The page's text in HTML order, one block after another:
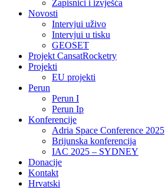
Zapisnici i izvješća
Novosti
Intervjui uživo
Intervjui u tisku
GEOSET
Projekt CansatRocketry
Projekti
EU projekti
Perun
Perun I
Perun Ip
Konferencije
Adria Space Conference 2025
Brijunska konferencija
IAC 2025 – SYDNEY
Donacije
Kontakt
Hrvatski